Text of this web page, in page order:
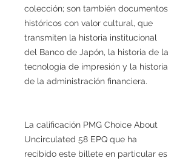
colección; son también documentos
históricos con valor cultural, que
transmiten la historia institucional
del Banco de Japón, la historia de la
tecnología de impresión y la historia
de la administración financiera.
La calificación PMG Choice About
Uncirculated 58 EPQ que ha
recibido este billete en particular es